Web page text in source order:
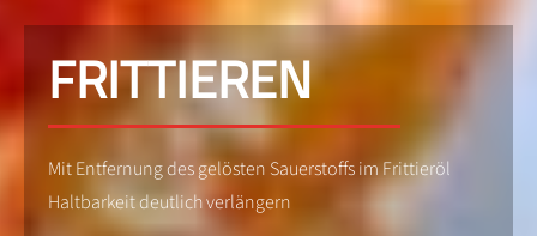
FRITTIEREN
Mit Entfernung des gelösten Sauerstoffs im Frittieröl
Haltbarkeit deutlich verlängern